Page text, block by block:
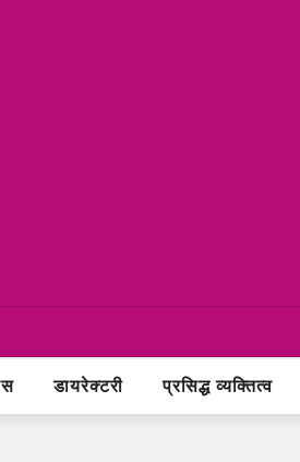
डायरेक्टरी प्रसिद्ध व्यक्तित्व